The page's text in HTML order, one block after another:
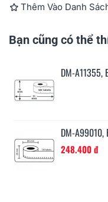
Thêm Vào Danh
Bạn cũng có thể
DM-A11355,
DM-
248.400 đ